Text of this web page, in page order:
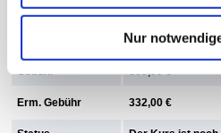
Nur
Zeitraum/Dauer 4x, 24.05.2027
Bad König
Gebühr 365,00 €
Erm. Gebühr 332,00 €